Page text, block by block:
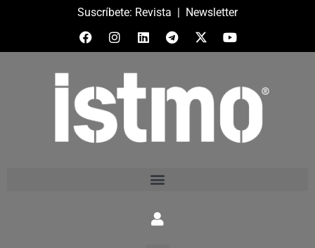
Suscríbete: Revista | Newsletter